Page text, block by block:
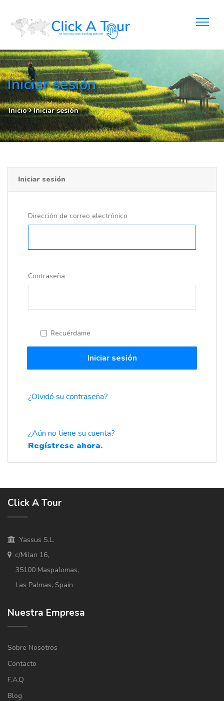
Iniciar sesión
Inicio Iniciar sesión
Iniciar sesión
Dirección de correo electrónico
Contraseña
Recuérdame
Iniciar sesión
¿Olvidó su contraseña?
¿Aún no tiene su cuenta?
Regístrese ahora.
Click A Tour
Yassus S.L.
c/Milan 16,
35100 Maspalomas,
Las Palmas, Spain
Nuestra Empresa
Sobre Nosotros
Contacto
F.A.Q
Blog